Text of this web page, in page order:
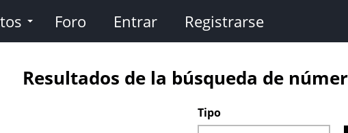
Foro Entrar Registrarse
Resultados de la búsqueda de
Tipo